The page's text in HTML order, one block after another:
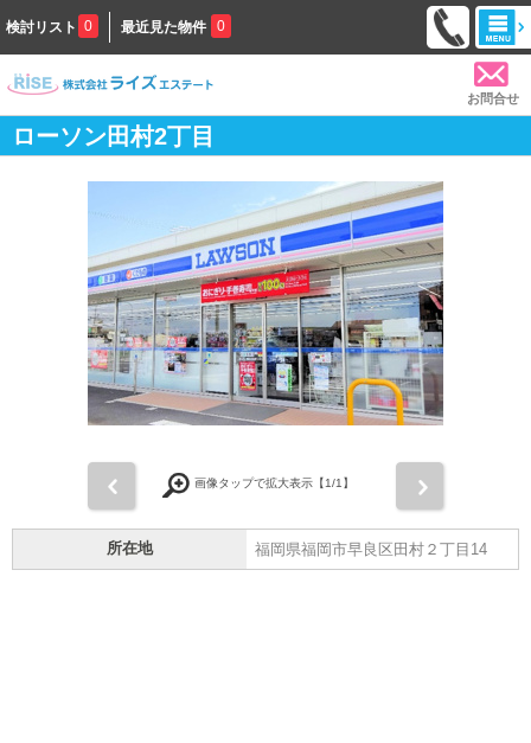
検討リスト 0 最近見た物件 0
お問合せ
ローソン田村2丁目
画像タップで拡大表示【1/1】
所在地 福岡県福岡市早良区田村２丁目14